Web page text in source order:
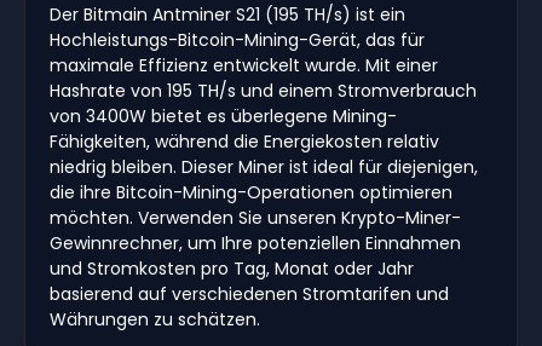
Der Bitmain Antminer S21 (195 TH/s) ist ein
Hochleistungs-Bitcoin-Mining-Gerät, das für
maximale Effizienz entwickelt wurde. Mit einer
Hashrate von 195 TH/s und einem Stromverbrauch
von 3400W bietet es überlegene Mining-
Fähigkeiten, während die Energiekosten relativ
niedrig bleiben. Dieser Miner ist ideal für diejenigen,
die ihre Bitcoin-Mining-Operationen optimieren
möchten. Verwenden Sie unseren Krypto-Miner-
Gewinnrechner, um Ihre potenziellen Einnahmen
und Stromkosten pro Tag, Monat oder Jahr
basierend auf verschiedenen Stromtarifen und
Währungen zu schätzen.